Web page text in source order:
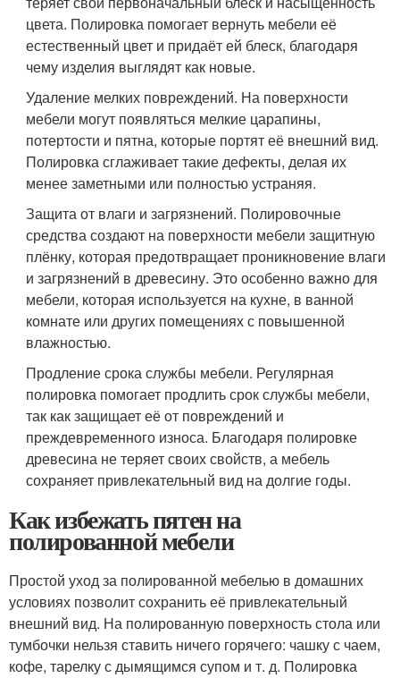
цвета. Полировка помогает вернуть мебели её
естественный цвет и придаёт ей блеск, благодаря
чему изделия выглядят как новые.
Удаление мелких повреждений. На поверхности
мебели могут появляться мелкие царапины,
потертости и пятна, которые портят её внешний вид.
Полировка сглаживает такие дефекты, делая их
менее заметными или полностью устраняя.
Защита от влаги и загрязнений. Полировочные
средства создают на поверхности мебели защитную
плёнку, которая предотвращает проникновение влаги
и загрязнений в древесину. Это особенно важно для
мебели, которая используется на кухне, в ванной
комнате или других помещениях с повышенной
влажностью.
Продление срока службы мебели. Регулярная
полировка помогает продлить срок службы мебели,
так как защищает её от повреждений и
преждевременного износа. Благодаря полировке
древесина не теряет своих свойств, а мебель
сохраняет привлекательный вид на долгие годы.
Как избежать пятен на
полированной мебели
Простой уход за полированной мебелью в домашних
условиях позволит сохранить её привлекательный
внешний вид. На полированную поверхность стола или
тумбочки нельзя ставить ничего горячего: чашку с чаем,
кофе, тарелку с дымящимся супом и т. д. Полировка